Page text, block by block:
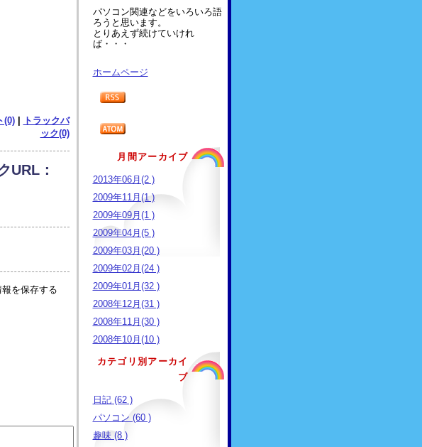
(0)|
トラックバ
ック(0)
URL：
を保存する
パソコン関連などをいろいろ語
ろうと思います。
とりあえず続けていけれ
ば・・・
ホームページ
月間アーカイブ
2013年06月(2 )
2009年11月(1 )
2009年09月(1 )
2009年04月(5 )
2009年03月(20 )
2009年02月(24 )
2009年01月(32 )
2008年12月(31 )
2008年11月(30 )
2008年10月(10 )
カテゴリ別アーカイ
ブ
日記 (62 )
パソコン (60 )
趣味 (8 )